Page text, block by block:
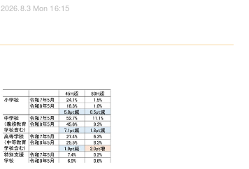
2026.8.3 Mon 16:15